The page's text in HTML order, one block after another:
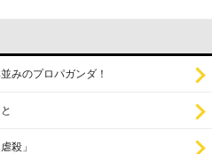
みのプロパガンダ！
殺」